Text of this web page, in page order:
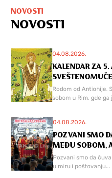
NOVOSTI
NOVOSTI
04.08.2026.
KALENDAR ZA 5.
Rodom od Antiohije.
sobom u Rim, gde ga
04.08.2026.
POZVANI SMO
MEĐU SOBOM,
Pozvani smo da
u miru i poštovanju...